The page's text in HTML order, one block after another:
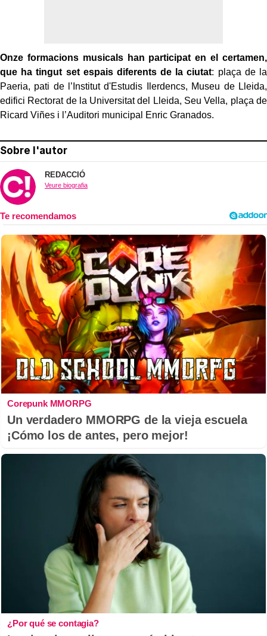
Onze formacions musicals han participat en el certamen,
que ha tingut set espais diferents de la ciutat: plaça de la
Paeria, pati de l’Institut d'Estudis Ilerdencs, Museu de Lleida,
edifici Rectorat de la Universitat del Lleida, Seu Vella, plaça de
Ricard Viñes i l’Auditori municipal Enric Granados.
Sobre l'autor
REDACCIÓ
Veure biografia
Corepunk MMORPG
Un verdadero MMORPG de la vieja escuela
¡Cómo los de antes, pero mejor!
¿Por qué se contagia?